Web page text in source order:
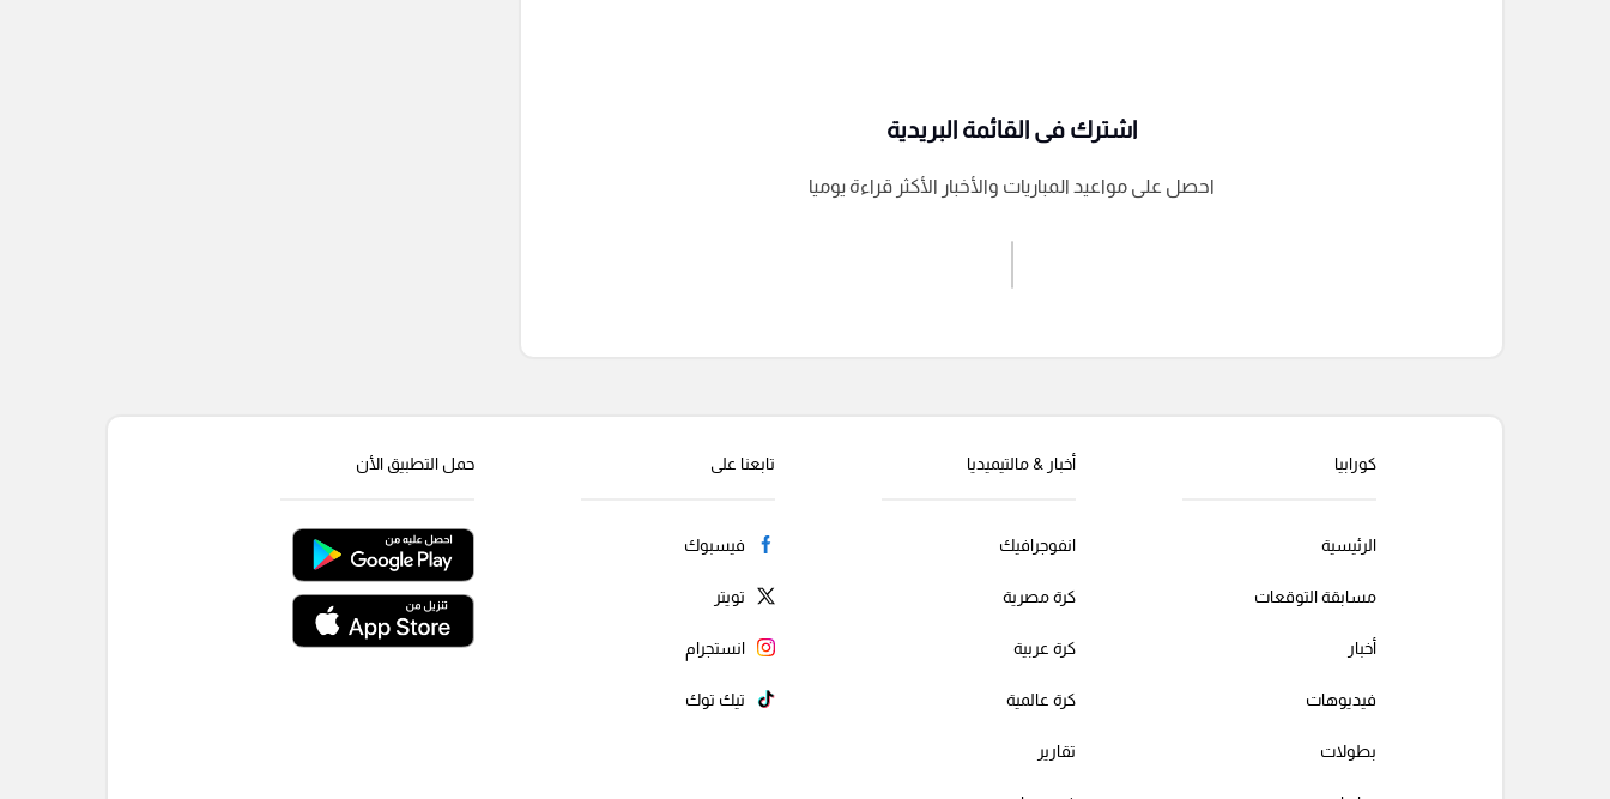
إرسال تعليق
اشترك فى القائمة البريدية
احصل على مواعيد المباريات والأخبار الأكثر قراءة يوميا
كورابيا
الرئيسية
مسابقة التوقعات
أخبار
فيديوهات
بطولات
أخبار & مالتيميديا
انفوجرافيك
كرة مصرية
كرة عربية
كرة عالمية
تقارير
تابعنا على
فيسبوك
تويتر
انستجرام
تيك توك
حمل التطبيق الأن